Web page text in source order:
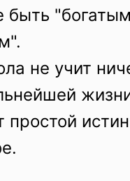
быть
не учит
простой